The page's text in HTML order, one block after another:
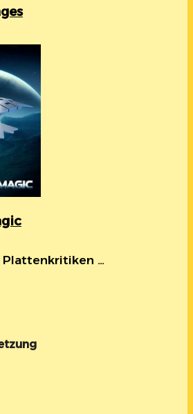
Plattenkritiken …